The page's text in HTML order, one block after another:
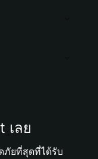
เลย
ภัยที่สุดที่ได้รับ